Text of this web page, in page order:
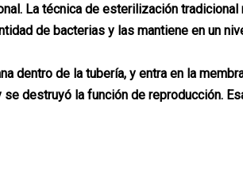
La técnica de esterilización
de bacterias y las mantiene en un
dentro de la tubería, y entra en la
destruyó la función de reproducción.